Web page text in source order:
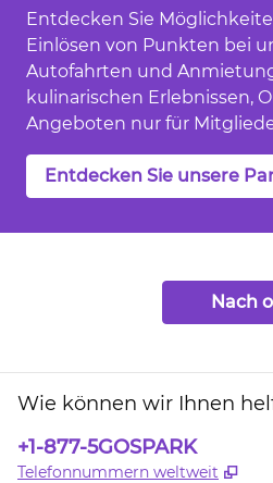
Entdecken Sie
Einlösen von Punkten bei
Autofahrten und
kulinarischen Erlebnissen,
Angeboten nur für
Entdecken Sie unsere
Nach
Wie können wir Ihnen
Telefon:
+1-877-5GOSPARK
Telefonnummern weltweit ,